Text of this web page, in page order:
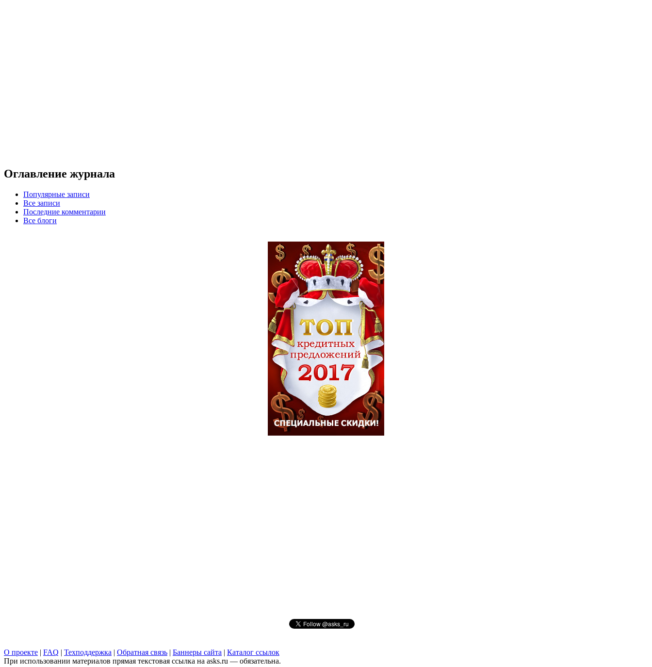
Оглавление журнала
Популярные записи
Все записи
Последние комментарии
Все блоги
О проекте | FAQ | Техподдержка | Обратная связь | Баннеры сайта | Каталог ссылок
При использовании материалов прямая текстовая ссылка на asks.ru — обязательна.